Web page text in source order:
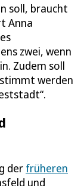
soll, braucht
Anna
zwei, wenn
Zudem soll
werden
der früheren
und